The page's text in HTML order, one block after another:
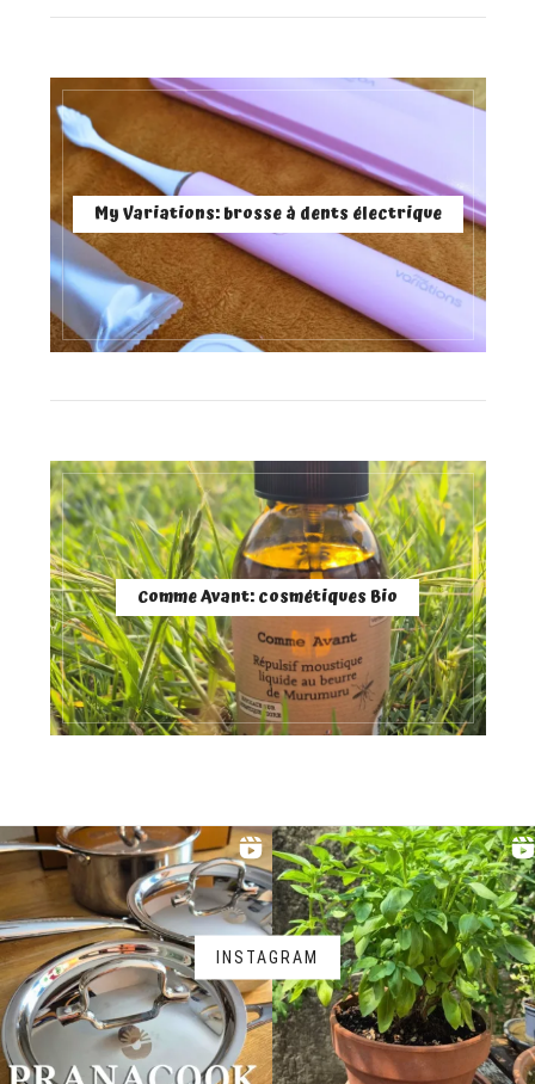
My Variations: brosse à dents électrique
Comme Avant: cosmétiques Bio
INSTAGRAM